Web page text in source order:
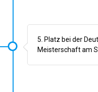
5. Platz bei der
Meisterschaft am